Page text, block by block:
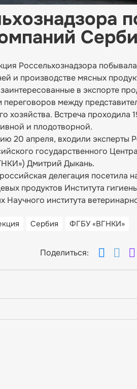
Россельхознадзора
и производстве мясных
в экспорте
между
хозяйства. Встреча
и плодотворной.
20 апреля, входили эксперты
государственного
Дмитрий Дыкань.
делегация посетила
продуктов Института
Научного института
Сербия ФГБУ «ВГНКИ»
Поделиться: